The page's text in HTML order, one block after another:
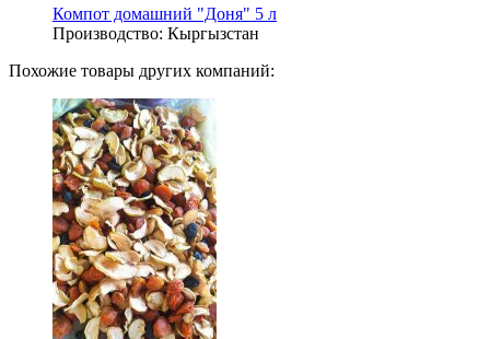
Компот домашний "Доня" 5 л
Производство: Кыргызстан
Похожие товары других компаний: